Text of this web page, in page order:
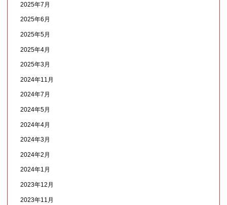
2025年7月
2025年6月
2025年5月
2025年4月
2025年3月
2024年11月
2024年7月
2024年5月
2024年4月
2024年3月
2024年2月
2024年1月
2023年12月
2023年11月